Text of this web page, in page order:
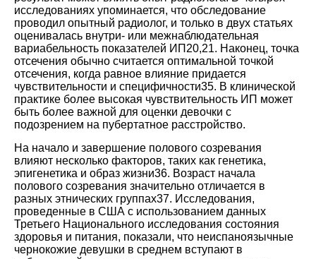
исследованиях упоминается, что обследование
проводил опытный радиолог, и только в двух статьях
оценивалась внутри- или межнаблюдательная
вариабельность показателей ИП 20,21. Наконец, точка
отсечения обычно считается оптимальной точкой
отсечения, когда равное влияние придается
чувствительности и специфичности35. В клинической
практике более высокая чувствительность ИП может
быть более важной для оценки девочки с
подозрением на пубертатное расстройство.
На начало и завершение полового созревания
влияют несколько факторов, таких как генетика,
эпигенетика и образ жизни36. Возраст начала
полового созревания значительно отличается в
разных этнических группах37. Исследования,
проведенные в США с использованием данных
Третьего Национального исследования состояния
здоровья и питания, показали, что неиспаноязычные
чернокожие девушки в среднем вступают в